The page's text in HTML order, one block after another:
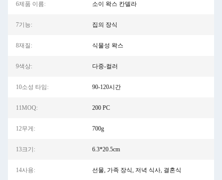
6제품 이름: 소이 왁스 칸델라
7기능: 집의 장식
8재질: 식물성 왁스
9색상: 다중-컬러
10소성 타임: 90-120시간
11MOQ: 200 PC
12무게: 700g
13크기: 6.3*20.5cm
14사용: 선물, 가족 장식, 저녁 식사, 결혼식